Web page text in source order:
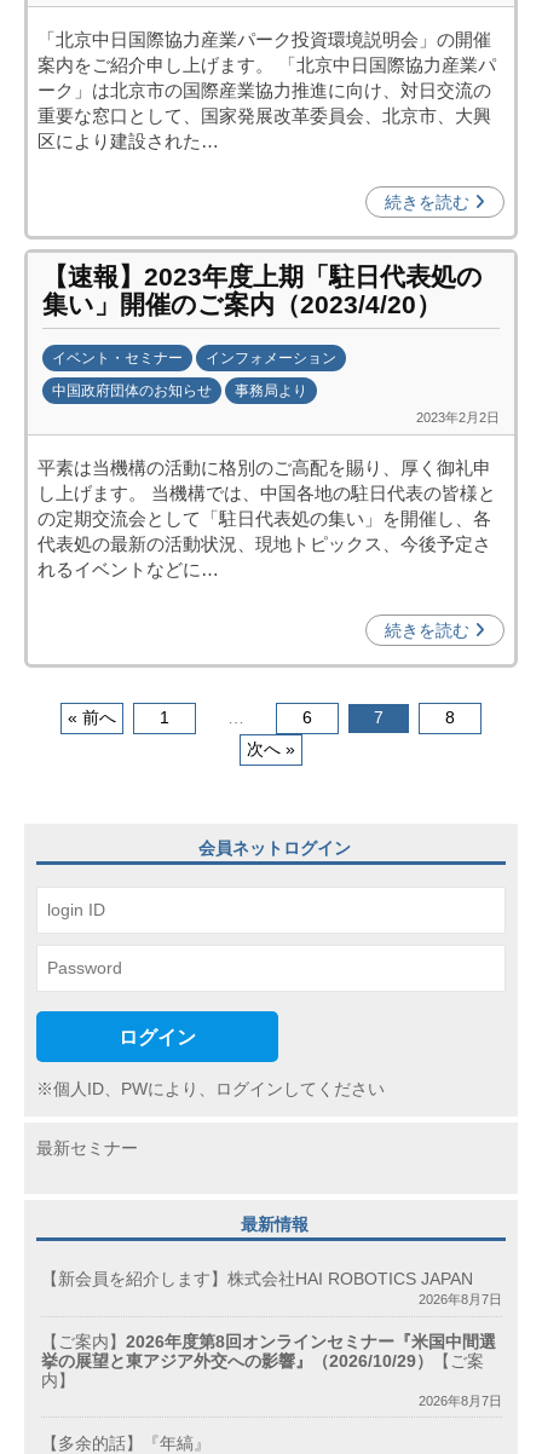
)
日
中
投
資
構
j
i
p
)
「北京中日国際協力産業パーク投資環境説明会」の開催
案内をご紹介申し上げます。 「北京中日国際協力産業パ
ーク」は北京市の国際産業協力推進に向け、対日交流の
重要な窓口として、国家発展改革委員会、北京市、大興
区により建設された…
続きを読む
【速報】2023年度上期「駐日代表処の
集い」開催のご案内（2023/4/20）
イベント・セミナー
インフォメーション
中国政府団体のお知らせ
事務局より
2023年2月2日
日
中
投
資
)
平素は当機構の活動に格別のご高配を賜り、厚く御礼申
し上げます。 当機構では、中国各地の駐日代表の皆様と
の定期交流会として「駐日代表処の集い」を開催し、各
代表処の最新の活動状況、現地トピックス、今後予定さ
れるイベントなどに…
続きを読む
ゲ
ー
シ
ョ
« 前へ 1 6 7
8
次へ »
会員ネットログイン
ログイン
※個人ID、PWにより、ログインしてください
最新セミナー
最新情報
【新会員を紹介します】株式会社HAI ROBOTICS JAPAN
2026年8月7日
【ご案内】 2026年度第8回オンラインセミナー『米国中間選
挙の展望と東アジア外交への影響』（2026/10/29）
【ご案
内】
2026年8月7日
【多余的話】『年縞』